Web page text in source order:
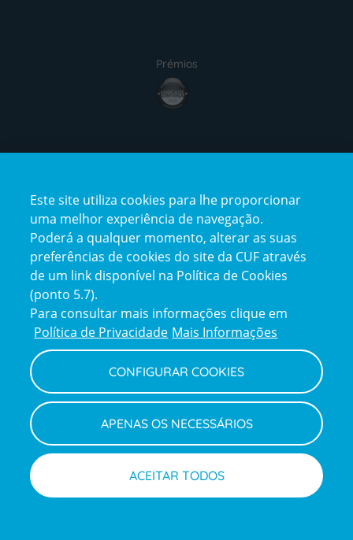
Prémios
award4
certification2certification3
Reclamações
e
elogios
Policy
Política de Privacidade e Cookies
Termos e Condições
Declaração de Acessibilidade
Canal de Denúncias
Informações legais
Este site utiliza cookies para lhe proporcionar
uma melhor experiência de navegação.
Poderá a qualquer momento, alterar as suas
preferências de cookies do site da CUF através
de um link disponível na Política de Cookies
(ponto 5.7).
Para consultar mais informações clique em
Política de Privacidade Mais Informações
CONFIGURAR COOKIES
APENAS OS NECESSÁRIOS
ACEITAR TODOS